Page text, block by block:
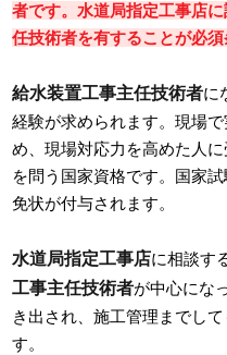
者です。水道局指定工事店
任技術者を有することが必須
給水装置工事主任技術者に
経験が求められます。現場
め、現場対応力を高めた人
を問う国家資格です。国家
免状が付与されます。
水道局指定工事店に相談す
工事主任技術者が中心にな
き出され、施工管理までし
す。